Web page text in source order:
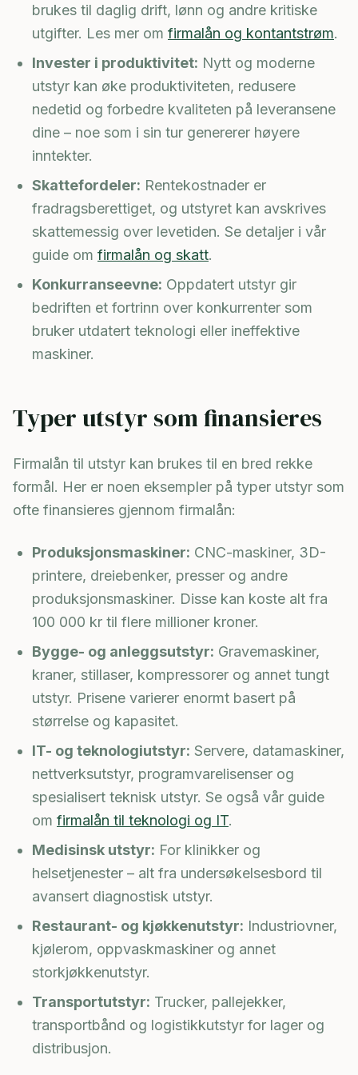
brukes til daglig drift, lønn og andre kritiske
utgifter. Les mer om firmalån og kontantstrøm.
Invester i produktivitet: Nytt og moderne
utstyr kan øke produktiviteten, redusere
nedetid og forbedre kvaliteten på leveransene
dine – noe som i sin tur genererer høyere
inntekter.
Skattefordeler: Rentekostnader er
fradragsberettiget, og utstyret kan avskrives
skattemessig over levetiden. Se detaljer i vår
guide om firmalån og skatt.
Konkurranseevne: Oppdatert utstyr gir
bedriften et fortrinn over konkurrenter som
bruker utdatert teknologi eller ineffektive
maskiner.
Typer utstyr som finansieres
Firmalån til utstyr kan brukes til en bred rekke
formål. Her er noen eksempler på typer utstyr som
ofte finansieres gjennom firmalån:
Produksjonsmaskiner: CNC-maskiner, 3D-
printere, dreiebenker, presser og andre
produksjonsmaskiner. Disse kan koste alt fra
100 000 kr til flere millioner kroner.
Bygge- og anleggsutstyr: Gravemaskiner,
kraner, stillaser, kompressorer og annet tungt
utstyr. Prisene varierer enormt basert på
størrelse og kapasitet.
IT- og teknologiutstyr: Servere, datamaskiner,
nettverksutstyr, programvarelisenser og
spesialisert teknisk utstyr. Se også vår guide
om firmalån til teknologi og IT.
Medisinsk utstyr: For klinikker og
helsetjenester – alt fra undersøkelsesbord til
avansert diagnostisk utstyr.
Restaurant- og kjøkkenutstyr: Industriovner,
kjølerom, oppvaskmaskiner og annet
storkjøkkenutstyr.
Transportutstyr: Trucker, pallejekker,
transportbånd og logistikkutstyr for lager og
distribusjon.